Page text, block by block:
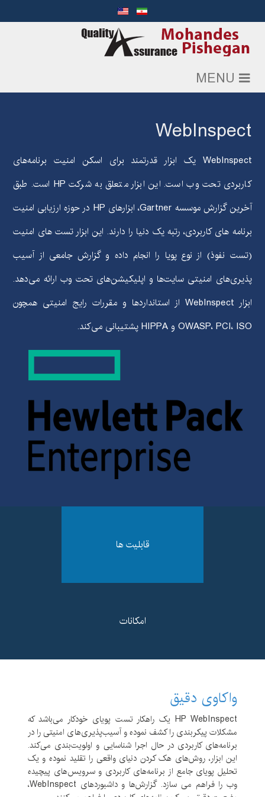
WebInspect
WebInspect یک ابزار قدرتمند برای اسکن امنیت برنامه‌های
کاربردی تحت وب است. این ابزار متعلق به شرکت HPاست. طبق
آخرین گزارش موسسه Gartner، ابزارهای HP در حوزه ارزیابی امنیت
برنامه های کاربردی، رتبه یک دنیا را دارند. این ابزار تست های امنیت
(تست نفوذ) از نوع پویا را انجام داده و گزارش جامعی از آسیب
پذیری‌های امنیتی سایت‌ها و اپلیکیشن‌های تحت وب ارائه می‌دهد.
ابزار WebInspect از استانداردها و مقررات رایج امنیتی همچون
OWASP، PCI، ISO وHIPPA پشتیبانی می‌کند.
قابلیت ها
امکانات
واکاوی دقیق
HP WebInspect یک راهکار تست پویای خودکار می‌باشد که
مشکلات پیکربندی را کشف نموده و آسیب‌پذیری‌های امنیتی را در
برنامه‌های کاربردی در حال اجرا شناسایی و اولویت‌بندی می‌کند.
این ابزار، روش‌های هک کردن دنیای واقعی را تقلید نموده و یک
تحلیل پویای جامع از برنامه‌های کاربردی و سرویس‌های پیچیده
وب را فراهم می سازد. گزارش‌ها و داشبوردهای WebInspect،
قابلیت شناسایی طیف وسیعی از آسیب پذیری های
تحت وب و وب-سرویس
توانایی تشخیص حفره های امنیتی تکنولوژی های
جدید وب
اسکن سایت هایAJAX
قابلیت سفارشی سازی اسکن با ایجاد تنظیمات متعدد به
منظور هوشمندسازی هر چه بیشتر فرایند تست نفوذ